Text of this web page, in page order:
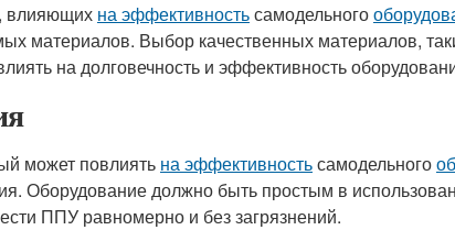
влияющих на эффективностьсамодельного
материалов. Выбор качественных материалов,
на долговечность и эффективность
может повлиять на эффективностьсамодельного
Оборудование должно быть простым в
ППУ равномерно и без загрязнений.